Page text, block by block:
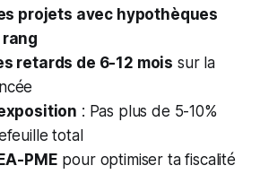
projets avec hypothèques
retards de 6-12 mois sur la
: Pas plus de 5-10%
total
PME pour optimiser ta fiscalité